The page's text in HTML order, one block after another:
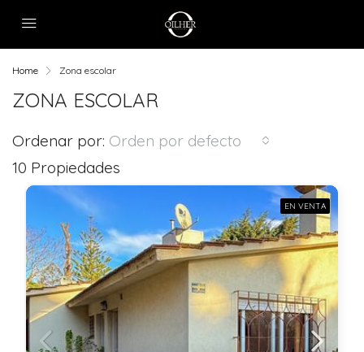
Home Zona escolar
ZONA ESCOLAR
10 Propiedades
Ordenar por: Orden por defecto
EN VENTA